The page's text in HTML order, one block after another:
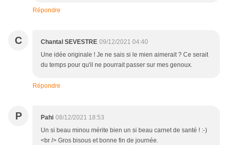
Répondre
C Chantal SEVESTRE 09/12/2021 04:40
Une idée originale ! Je ne sais si le mien aimerait ? Ce serait
du temps pour qu'il ne pourrait passer sur mes genoux.
Répondre
P Pahi 08/12/2021 18:53
Un si beau minou mérite bien un si beau carnet de santé ! :-)
<br /> Gros bisous et bonne fin de journée.